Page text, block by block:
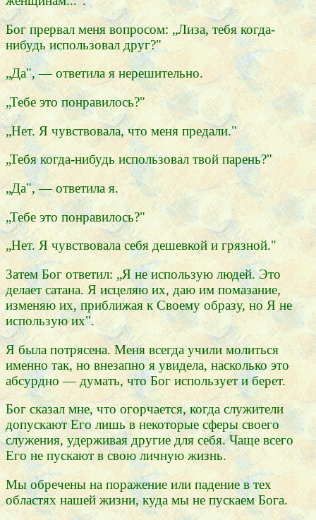
Бог прервал меня вопросом: „Лиза, тебя когда-
нибудь использовал друг?"
„Да", — ответила я нерешительно.
„Тебе это понравилось?"
„Нет. Я чувствовала, что меня предали."
„Тебя когда-нибудь использовал твой парень?"
„Да", — ответила я.
„Тебе это понравилось?"
„Нет. Я чувствовала себя дешевкой и грязной."
Затем Бог ответил: „Я не использую людей. Это
делает сатана. Я исцеляю их, даю им помазание,
изменяю их, приближая к Своему образу, но Я не
использую их".
Я была потрясена. Меня всегда учили молиться
именно так, но внезапно я увидела, насколько это
абсурдно — думать, что Бог использует и берет.
Бог сказал мне, что огорчается, когда служители
допускают Его лишь в некоторые сферы своего
служения, удерживая другие для себя. Чаще всего
Его не пускают в свою личную жизнь.
Мы обречены на поражение или падение в тех
областях нашей жизни, куда мы не пускаем Бога.